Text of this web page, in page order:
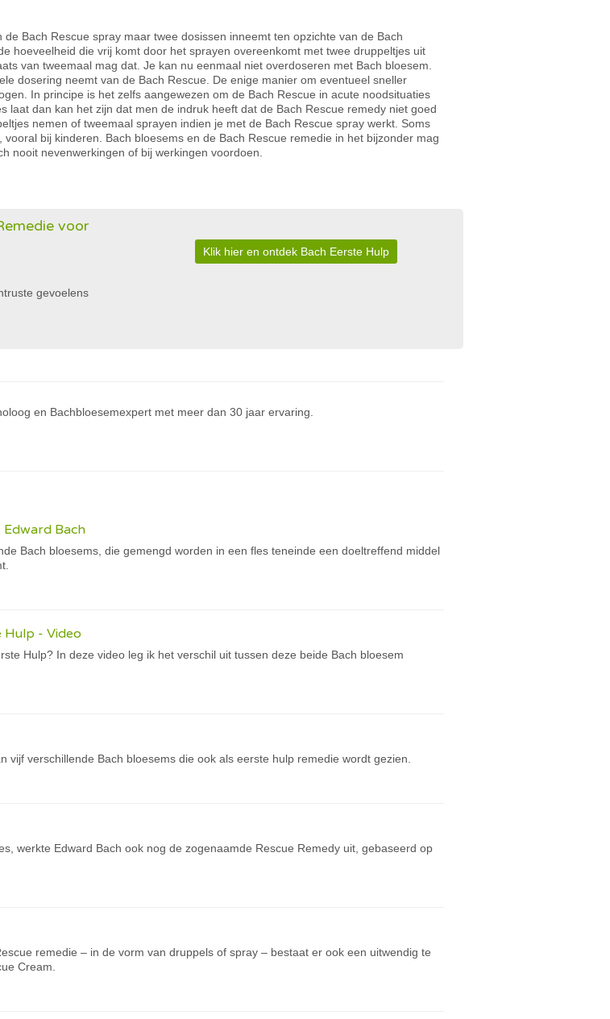
Bach Rescue spray maar twee dosissen inneemt ten opzichte van de Bach
hoeveelheid die vrij komt door het sprayen overeenkomt met twee druppeltjes uit
van tweemaal mag dat. Je kan nu eenmaal niet overdoseren met Bach bloesem.
dosering neemt van de Bach Rescue. De enige manier om eventueel sneller
In principe is het zelfs aangewezen om de Bach Rescue in acute noodsituaties
laat dan kan het zijn dat men de indruk heeft dat de Bach Rescue remedy niet goed
nemen of tweemaal sprayen indien je met de Bach Rescue spray werkt. Soms
bij kinderen. Bach bloesems en de Bach Rescue remedie in het bijzonder mag
nooit nevenwerkingen of bij werkingen voordoen.
voor
gevoelens
Klik hier en ontdek Bach Eerste Hulp
en Bachbloesemexpert met meer dan 30 jaar ervaring.
Edward Bach
Bach bloesems, die gemengd worden in een fles teneinde een doeltreffend middel
Hulp - Video
Hulp? In deze video leg ik het verschil uit tussen deze beide Bach bloesem
vijf verschillende Bach bloesems die ook als eerste hulp remedie wordt gezien.
werkte Edward Bach ook nog de zogenaamde Rescue Remedy uit, gebaseerd op
remedie – in de vorm van druppels of spray – bestaat er ook een uitwendig te
Cream.